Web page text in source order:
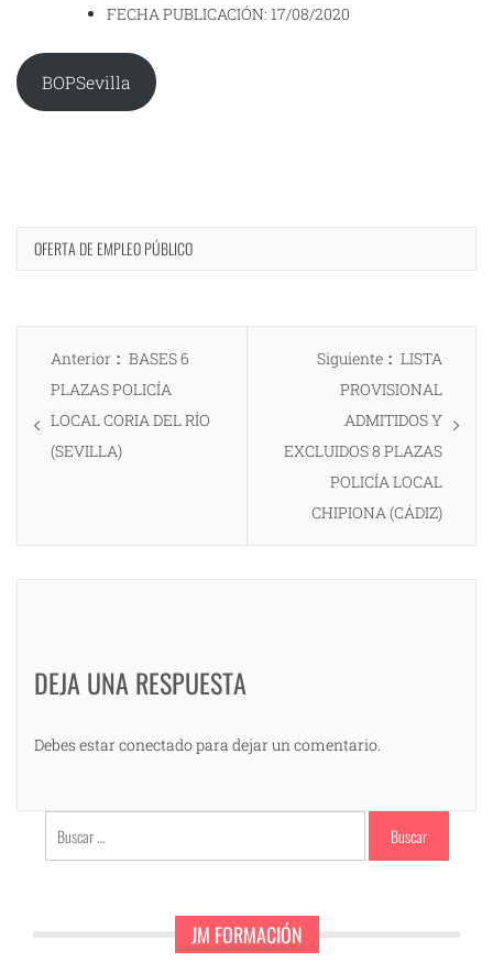
FECHA PUBLICACIÓN: 17/08/2020
BOPSevilla
OFERTA DE EMPLEO PÚBLICO
Navegación
entradas
Anterior
Entrada
anterior:
BASES 6
PLAZAS POLICÍA
LOCAL CORIA DEL RÍO
(SEVILLA)
Siguiente
Entrada
siguiente:
LISTA
PROVISIONAL
ADMITIDOS Y
EXCLUIDOS 8 PLAZAS
POLICÍA LOCAL
CHIPIONA (CÁDIZ)
DEJA UNA RESPUESTA
Debes estar conectado para dejar un comentario.
Buscar:
JM FORMACIÓN